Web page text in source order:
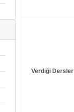
Verdiği Dersler